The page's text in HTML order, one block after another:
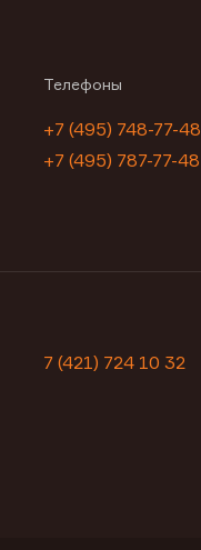
Телефоны
+7 (495) 748-77-48
+7 (495) 787-77-48
7 (421) 724 10 32